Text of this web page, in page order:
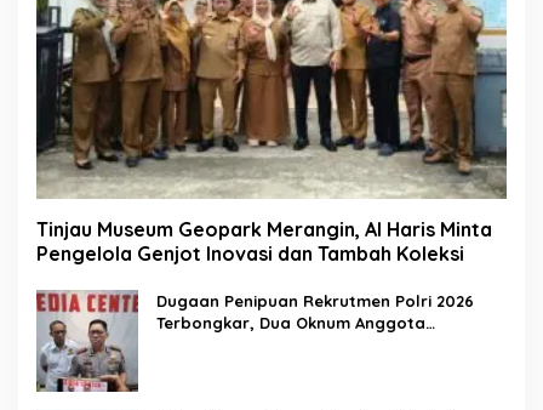
Tinjau Museum Geopark Merangin, Al Haris Minta
Pengelola Genjot Inovasi dan Tambah Koleksi
Dugaan Penipuan Rekrutmen Polri 2026
Terbongkar, Dua Oknum Anggota